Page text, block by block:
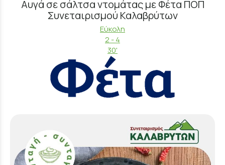
Αυγά σε σάλτσα ντομάτας με Φέτα ΠΟΠ
Συνεταιρισμού Καλαβρύτων
Εύκολη
2 - 4
30'